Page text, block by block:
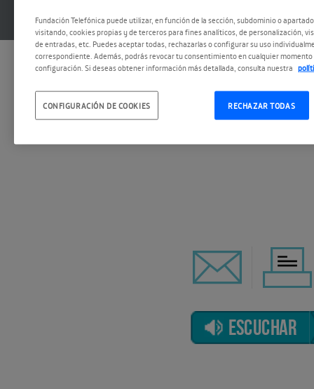
ESCUCHAR
Fundación Telefónica puede utilizar, en función de la sección, subdominio o
visitando, cookies propias y de terceros para fines analíticos, de personalización,
de entradas, etc. Puedes aceptar todas, rechazarlas o configurar su uso
correspondiente. Además, podrás revocar tu consentimiento en cualquier momento
configuración. Si deseas obtener información más detallada, consulta nuestra
RECHAZAR TODAS
CONFIGURACIÓN DE COOKIES